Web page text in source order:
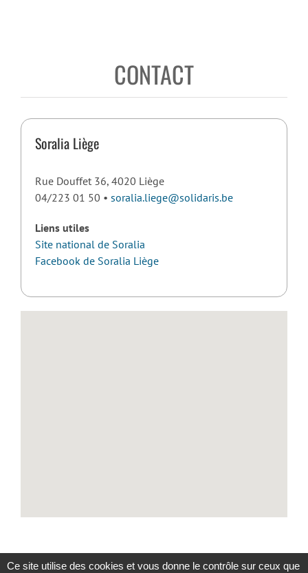
CONTACT
Soralia Liège
Rue Douffet 36, 4020 Liège
04/223 01 50 • soralia.liege@solidaris.be
Liens utiles
Site national de Soralia
Facebook de Soralia Liège
Ce site utilise des cookies et vous donne le contrôle sur ceux que